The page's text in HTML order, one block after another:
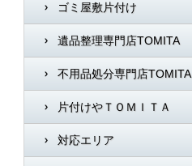
ゴミ屋敷片付け
遺品整理専門店TOMITA
不用品処分専門店TOMITA
片付けやＴＯＭＩＴＡ
対応エリア